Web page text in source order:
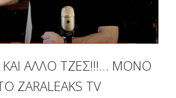
ΚΑΙ ΆΛΛΟ ΤΖΕΣ!!!… ΜΌΝΟ
ZARALEAKS TV